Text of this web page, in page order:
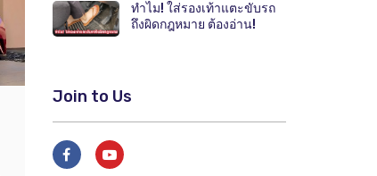
ทำไม! ใส่รองเท้าแตะขับรถ
ถึงผิดกฎหมาย ต้องอ่าน!
Join to Us